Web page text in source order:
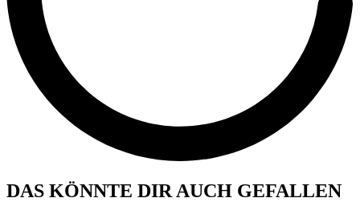
DAS KÖNNTE DIR AUCH GEFALLEN